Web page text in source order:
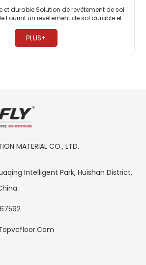
et durable Solution de revêtement de sol
Fournit un revêtement de sol durable et
PLUS+
MATERIAL CO., LTD.
Intelligent Park, Huishan District,